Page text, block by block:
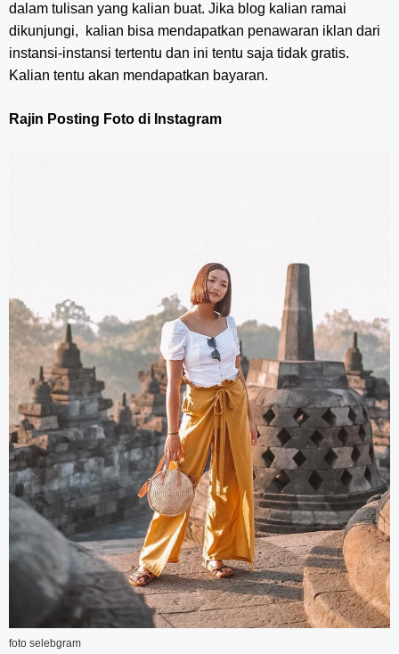
dalam tulisan yang kalian buat. Jika blog kalian ramai
dikunjungi, kalian bisa mendapatkan penawaran iklan dari
instansi-instansi tertentu dan ini tentu saja tidak gratis.
Kalian tentu akan mendapatkan bayaran.
Rajin Posting Foto di Instagram
foto selebgram